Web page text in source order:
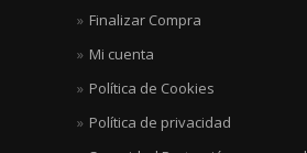
Finalizar Compra
Mi cuenta
Política de Cookies
Política de privacidad